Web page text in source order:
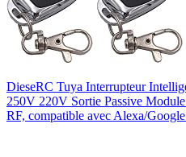
DieseRC Tuya Interrupteur
250V 220V Sortie Passive
RF, compatible avec Alexa/